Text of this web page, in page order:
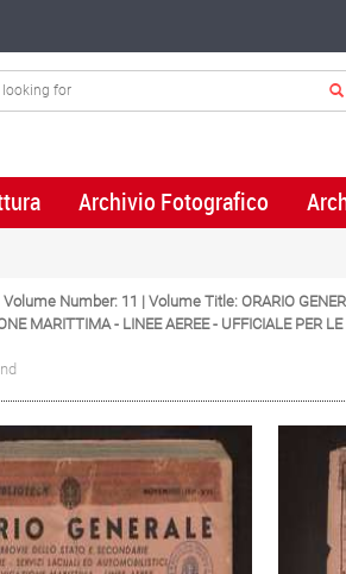
Archivio Fotografico
Number: 11 | Volume Title: ORARIO
MARITTIMA - LINEE AEREE - UFFICIALE PER